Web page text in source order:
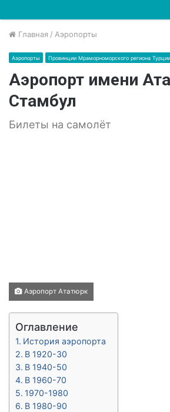
Главная / Аэропорты
Аэропорты Провинции Мраморноморского региона Турции
Аэропорт имени
Стамбул
Билеты на самолёт
Аэропорт Ататюрк
Оглавление
История аэропорта
В 1920-30
В 1940-50
В 1960-70
1970-1980
В 1980-90